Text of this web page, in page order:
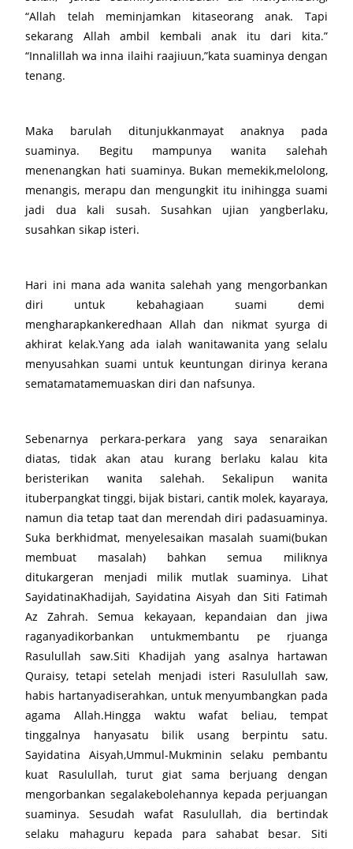
“Allah telah meminjamkan kitaseorang anak. Tapi
sekarang Allah ambil kembali anak itu dari kita.”
“Innalillah wa inna ilaihi raajiuun,”kata suaminya dengan
tenang.
Maka barulah ditunjukkanmayat anaknya pada
suaminya. Begitu mampunya wanita salehah
menenangkan hati suaminya. Bukan memekik,melolong,
menangis, merapu dan mengungkit itu inihingga suami
jadi dua kali susah. Susahkan ujian yangberlaku,
susahkan sikap isteri.
Hari ini mana ada wanita salehah yang mengorbankan
diri untuk kebahagiaan suami demi
mengharapkankeredhaan Allah dan nikmat syurga di
akhirat kelak.Yang ada ialah wanitawanita yang selalu
menyusahkan suami untuk keuntungan dirinya kerana
sematamatamemuaskan diri dan nafsunya.
Sebenarnya perkara-perkara yang saya senaraikan
diatas, tidak akan atau kurang berlaku kalau kita
beristerikan wanita salehah. Sekalipun wanita
ituberpangkat tinggi, bijak bistari, cantik molek, kayaraya,
namun dia tetap taat dan merendah diri padasuaminya.
Suka berkhidmat, menyelesaikan masalah suami(bukan
membuat masalah) bahkan semua miliknya
ditukargeran menjadi milik mutlak suaminya. Lihat
SayidatinaKhadijah, Sayidatina Aisyah dan Siti Fatimah
Az Zahrah. Semua kekayaan, kepandaian dan jiwa
raganyadikorbankan untukmembantu pe rjuanga
Rasulullah saw.Siti Khadijah yang asalnya hartawan
Quraisy, tetapi setelah menjadi isteri Rasulullah saw,
habis hartanyadiserahkan, untuk menyumbangkan pada
agama Allah.Hingga waktu wafat beliau, tempat
tinggalnya hanyasatu bilik usang berpintu satu.
Sayidatina Aisyah,Ummul-Mukminin selaku pembantu
kuat Rasulullah, turut giat sama berjuang dengan
mengorbankan segalakebolehannya kepada perjuangan
suaminya. Sesudah wafat Rasulullah, dia bertindak
selaku mahaguru kepada para sahabat besar. Siti